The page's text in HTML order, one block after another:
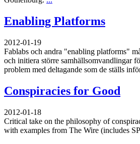
Enabling Platforms
2012-01-19
Fablabs och andra "enabling platforms"
och initiera större samhällsomvandlingar
problem med deltagande som de ställs
Conspiracies for Good
2012-01-18
Critical take on the philosophy of
with examples from The Wire (includes